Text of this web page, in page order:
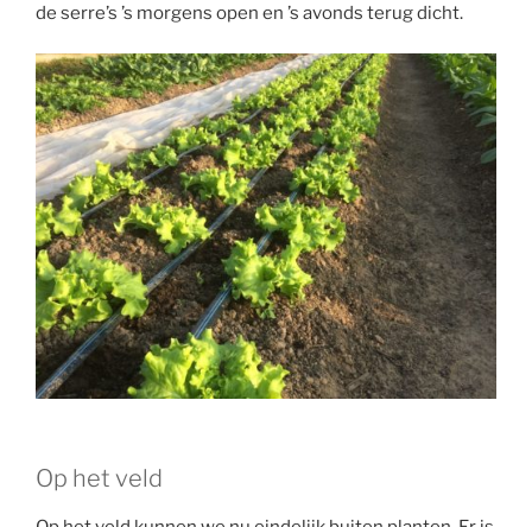
de serre’s ’s morgens open en ’s avonds terug dicht.
Op het veld